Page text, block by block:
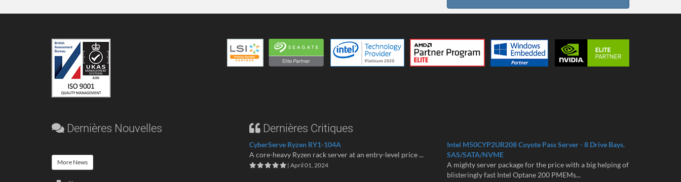
Dernières Nouvelles
More News
Dernières Critiques
CyberServe Ryzen RY1-104A
A core-heavy Ryzen rack server at an entry-level price ...
| April 01, 2024
Intel M50CYP2UR208 Coyote Pass Server - 8 Drive Bays.
SAS/SATA/NVME
A mighty server package for the price with a big helping of
blisteringly fast Intel Optane 200 PMEMs...